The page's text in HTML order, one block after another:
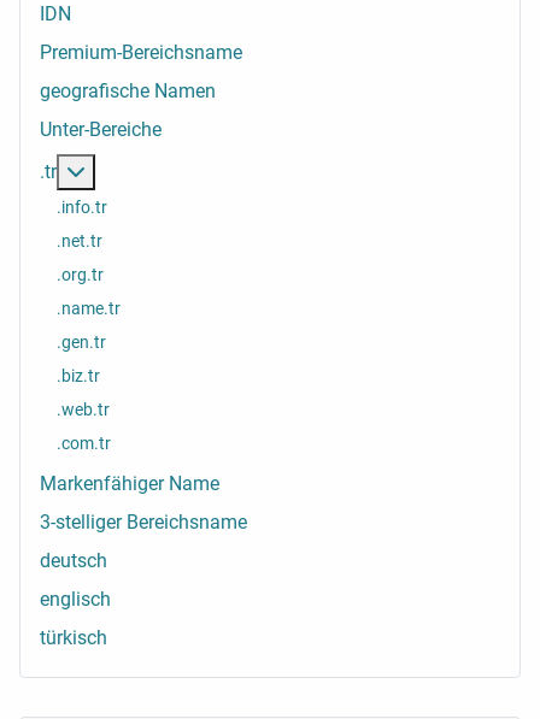
IDN
Premium-Bereichsname
geografische Namen
Unter-Bereiche
.tr
.info.tr
.net.tr
.org.tr
.name.tr
.gen.tr
.biz.tr
.web.tr
.com.tr
Markenfähiger Name
3-stelliger Bereichsname
deutsch
englisch
türkisch